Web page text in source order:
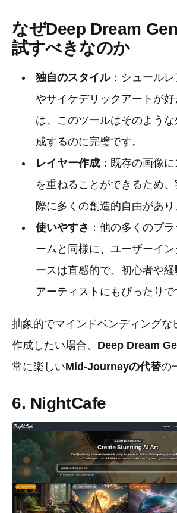
なぜDeep Dream
試すべきなのか
独自のスタイル：シュール
やサイケデリックアートが
は、このツールはそのような
成するのに完璧です。
レイヤー作成：既存の画像
を重ねることができるため、
際に多くの創造的自由があり
使いやすさ ：他の多くのプ
ームと同様に、ユーザーイン
ースは直感的で、初心者や
アーティストにもぴったりで
抽象的でマインドベンディングな
作成したい場合、 Deep Dream
常に楽しいMid-Journeyの代替の
6. NightCafe